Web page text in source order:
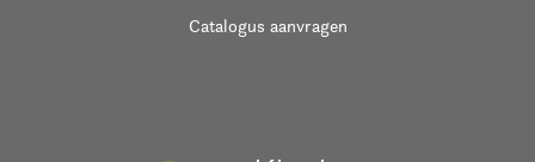
Catalogus aanvragen